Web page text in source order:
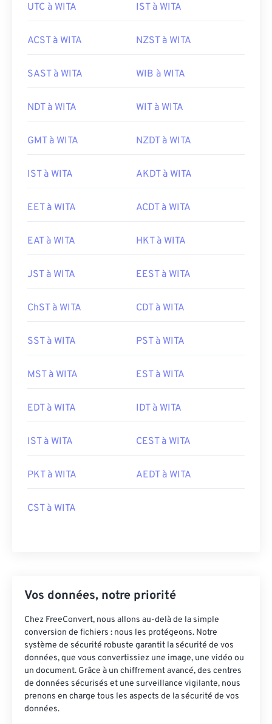
UTC à WITA IST à WITA
ACST à WITA NZST à WITA
SAST à WITA WIB à WITA
NDT à WITA WIT à WITA
GMT à WITA NZDT à WITA
IST à WITA AKDT à WITA
EET à WITA ACDT à WITA
EAT à WITA HKT à WITA
JST à WITA EEST à WITA
ChST à WITA CDT à WITA
SST à WITA PST à WITA
MST à WITA EST à WITA
EDT à WITA IDT à WITA
IST à WITA CEST à WITA
PKT à WITA AEDT à WITA
CST à WITA
Vos données, notre priorité
Chez FreeConvert, nous allons au-delà de la simple
conversion de fichiers : nous les protégeons. Notre
système de sécurité robuste garantit la sécurité de vos
données, que vous convertissiez une image, une vidéo ou
un document. Grâce à un chiffrement avancé, des centres
de données sécurisés et une surveillance vigilante, nous
prenons en charge tous les aspects de la sécurité de vos
données.